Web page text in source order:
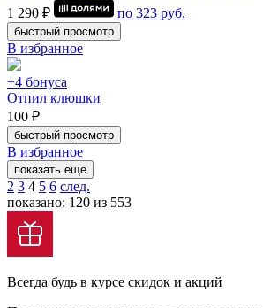
1 290 ₽
по 323 руб.
быстрый просмотр
В избранное
+4 бонуса
Отпил клюшки
100 ₽
быстрый просмотр
В избранное
показать еще
2 3 4 5 6 след.
показано: 120 из 553
Всегда будь в курсе скидок и акций